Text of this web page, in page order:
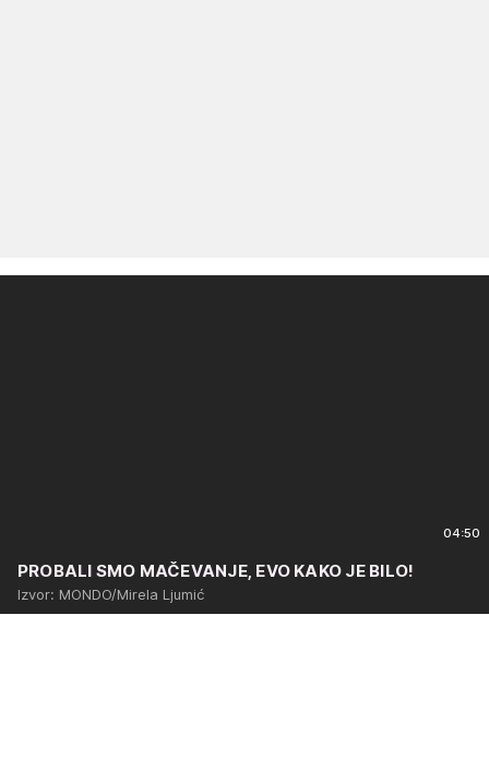
04:50
PROBALI SMO MAČEVANJE, EVO KAKO JE BILO!
Izvor: MONDO/Mirela Ljumić